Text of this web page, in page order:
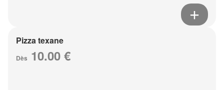
Pizza texane
Dès 10.00 €